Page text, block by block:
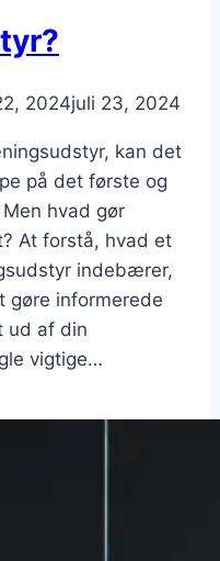
2024juli 23, 2024
kan det
på det første og
hvad gør
At forstå, hvad et
indebærer,
gøre informerede
ud af din
vigtige…